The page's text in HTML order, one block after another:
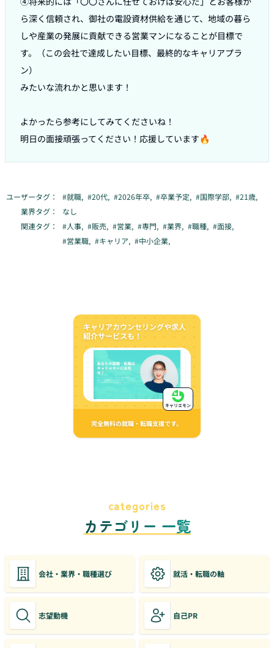
ら深く信頼され、御社の電設資材供給を通じて、地域の暮ら
しや産業の発展に貢献できる営業マンになることが目標で
す。（この会社で達成したい目標、最終的なキャリアプラ
ン）
みたいな流れかと思います！
よかったら参考にしてみてくださいね！
明日の面接頑張ってください！応援しています🔥
ユーザータグ： #就職, #20代, #2026年卒, #卒業予定, #国際学部, #21歳,
業界タグ：
なし
関連タグ：
#人事, #販売, #営業, #専門, #業界, #職種, #面接,
#営業職, #キャリア, #中小企業,
キャリアカウンセリングや求人
紹介サービスも！
完全無料の就職・転職支援です。
キャリエモン
categories
カテゴリー 一覧
会社・業界・職種選び 就活・転職の軸
志望動機 自己PR